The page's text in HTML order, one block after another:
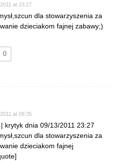
at 23:27
dla stowarzyszenia za
dzieciakom fajnej zabawy;)
0
at 09:35
krytyk dnia 09/13/2011 23:27
dla stowarzyszenia za
dzieciakom fajnej